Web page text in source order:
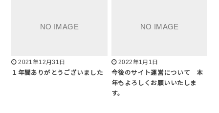
2021年12月31日
１年間ありがとうございました
2022年1月1日
今後のサイト運営について 本
年もよろしくお願いいたしま
す。